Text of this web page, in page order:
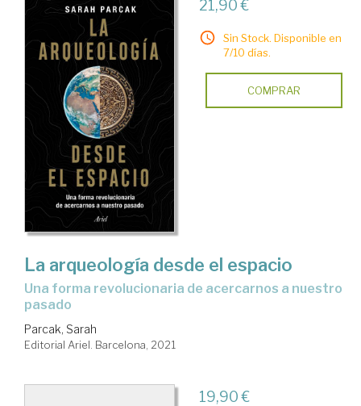
21,90 €
Sin Stock. Disponible en
7/10 días.
COMPRAR
La arqueología desde el espacio
una forma revolucionaria de acercarnos a nuestro
pasado
Parcak, Sarah
Editorial Ariel. Barcelona, 2021
19,90 €